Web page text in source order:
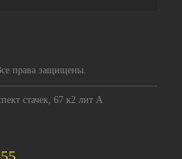
права защищены.
стачек, 67 к2 лит А